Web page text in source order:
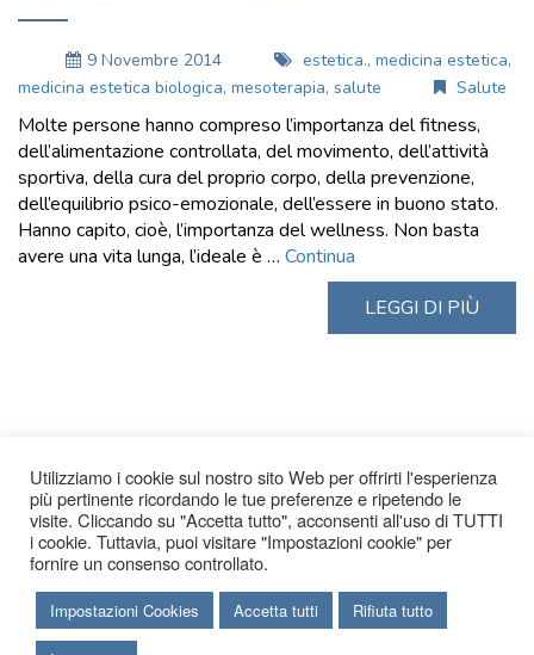
9 Novembre 2014 estetica., medicina estetica,
medicina estetica biologica, mesoterapia, salute Salute
Molte persone hanno compreso l’importanza del fitness,
dell’alimentazione controllata, del movimento, dell’attività
sportiva, della cura del proprio corpo, della prevenzione,
dell’equilibrio psico-emozionale, dell’essere in buono stato.
Hanno capito, cioè, l’importanza del wellness. Non basta
avere una vita lunga, l’ideale è … Continua
LEGGI DI PIÙ
Utilizziamo i cookie sul nostro sito Web per offrirti l'esperienza
più pertinente ricordando le tue preferenze e ripetendo le
visite. Cliccando su "Accetta tutto", acconsenti all'uso di TUTTI
i cookie. Tuttavia, puoi visitare "Impostazioni cookie" per
fornire un consenso controllato.
Impostazioni Cookies Accetta tutti Rifiuta tutto